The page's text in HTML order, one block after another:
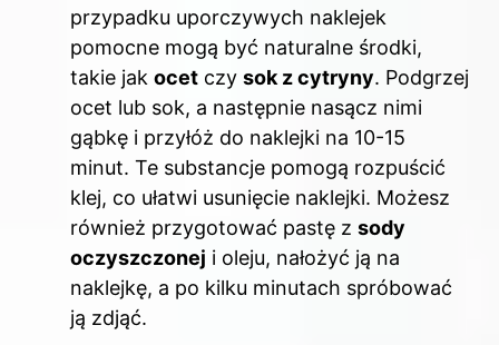
przypadku uporczywych naklejek
pomocne mogą być naturalne środki,
takie jak ocet czy sok z cytryny. Podgrzej
ocet lub sok, a następnie nasącz nimi
gąbkę i przyłóż do naklejki na 10-15
minut. Te substancje pomogą rozpuścić
klej, co ułatwi usunięcie naklejki. Możesz
również przygotować pastę z sody
oczyszczonej i oleju, nałożyć ją na
naklejkę, a po kilku minutach spróbować
ją zdjąć.